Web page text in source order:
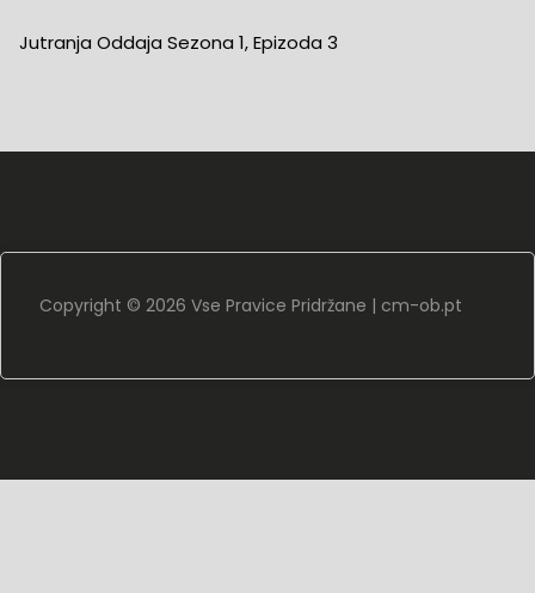
Jutranja Oddaja Sezona 1, Epizoda 3
Copyright © 2026 Vse Pravice Pridržane | cm-ob.pt